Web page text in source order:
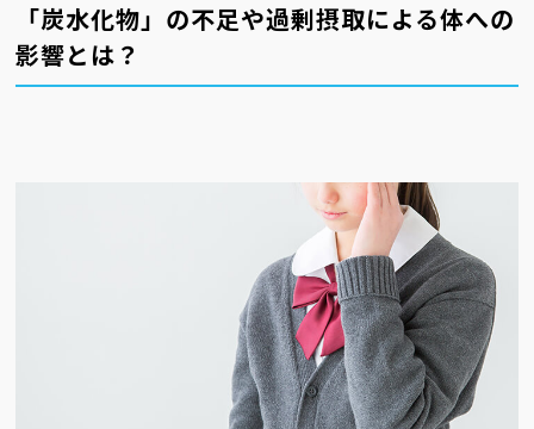
「炭水化物」の不足や過剰摂取による体への
影響とは？